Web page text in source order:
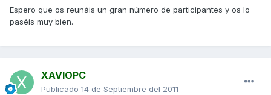
Espero que os reunáis un gran número de participantes y os lo
paséis muy bien.
XAVIOPC
Publicado 14 de Septiembre del 2011